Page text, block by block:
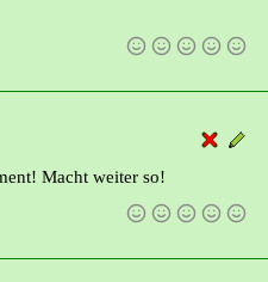
Macht weiter so!